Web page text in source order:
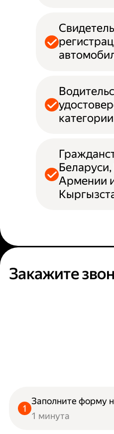
Беларуси,
Армении
Закажите
Заполните форму
1 минута